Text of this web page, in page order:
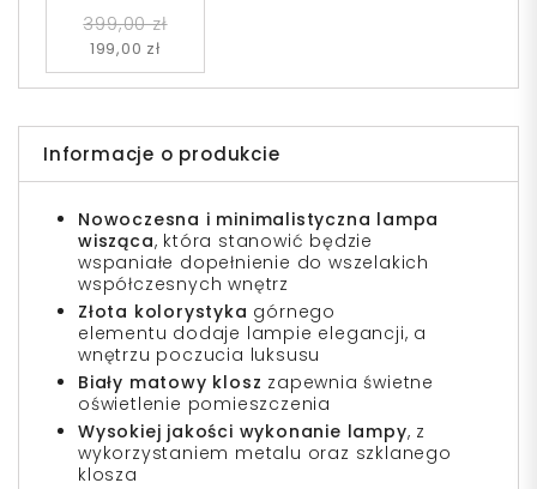
399,00 zł
199,00 zł
Informacje o produkcie
Nowoczesna i minimalistyczna lampa
wisząca, która stanowić będzie
wspaniałe dopełnienie do wszelakich
współczesnych wnętrz
Złota kolorystyka górnego
elementu dodaje lampie elegancji, a
wnętrzu poczucia luksusu
Biały matowy klosz zapewnia świetne
oświetlenie pomieszczenia
Wysokiej jakości wykonanie lampy, z
wykorzystaniem metalu oraz szklanego
klosza